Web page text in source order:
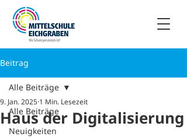
Beitrag
Alle Beiträge
Neuigkeiten
Alle Beiträge
Haus der Digitalisierung
9. Jan. 2025 1 Min. Lesezeit